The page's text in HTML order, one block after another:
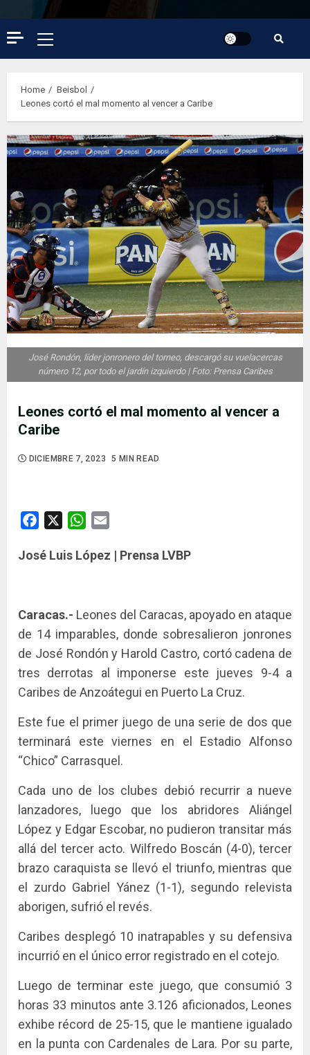
Primary
Menu
Home
Beisbol
Leones cortó el mal momento al vencer a Caribe
Leones cortó el mal momento al vencer a
Caribe
DICIEMBRE 7, 2023 5 MIN READ
José Rondón, líder jonronero del torneo, descargó su vuelacercas
número 12, por todo el jardín izquierdo | Foto: Prensa Caribes
Facebook WhatsApp
José Luis López | Prensa LVBP
Caracas.- Leones del Caracas, apoyado en ataque
de 14 imparables, donde sobresalieron jonrones
de José Rondón y Harold Castro, cortó cadena de
tres derrotas al imponerse este jueves 9-4 a
Caribes de Anzoátegui en Puerto La Cruz.
Este fue el primer juego de una serie de dos que
terminará este viernes en el Estadio Alfonso
“Chico” Carrasquel.
Cada uno de los clubes debió recurrir a nueve
lanzadores, luego que los abridores Aliángel
López y Edgar Escobar, no pudieron transitar más
allá del tercer acto. Wilfredo Boscán (4-0), tercer
brazo caraquista se llevó el triunfo, mientras que
el zurdo Gabriel Yánez (1-1), segundo relevista
aborigen, sufrió el revés.
Caribes desplegó 10 inatrapables y su defensiva
incurrió en el único error registrado en el cotejo.
Luego de terminar este juego, que consumió 3
horas 33 minutos ante 3.126 aficionados, Leones
exhibe récord de 25-15, que le mantiene igualado
en la punta con Cardenales de Lara. Por su parte,